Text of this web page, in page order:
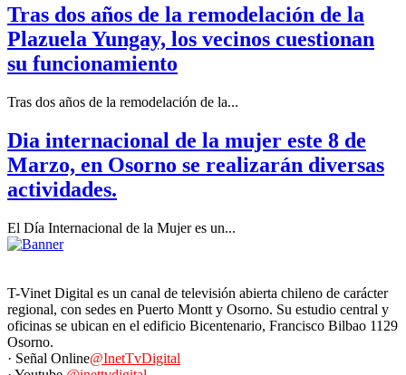
Tras dos años de la remodelación de la
Plazuela Yungay, los vecinos cuestionan
su funcionamiento
Tras dos años de la remodelación de la...
Dia internacional de la mujer este 8 de
Marzo, en Osorno se realizarán diversas
actividades.
El Día Internacional de la Mujer es un...
T-Vinet Digital es un canal de televisión abierta chileno de carácter
regional, con sedes en Puerto Montt y Osorno. Su estudio central y
oficinas se ubican en el edificio Bicentenario, Francisco Bilbao 1129
Osorno.
· Señal Online@InetTvDigital